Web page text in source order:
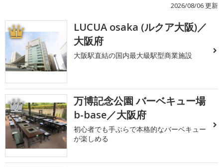
2026/08/06 更新
1
LUCUA osaka (ルクア大阪)／
大阪府
大阪駅直結の国内最大級駅型商業施設
2
万博記念公園 バーベキュー場
b-base／大阪府
初心者でも手ぶらで本格的なバーベキュー
が楽しめる